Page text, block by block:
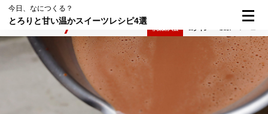
今日、なにつくる？
とろりと甘い温かスイーツレシピ4選